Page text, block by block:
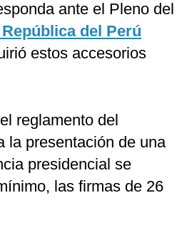
ante el Pleno del
del Perú
estos accesorios
reglamento del
la presentación de una
presidencial se
las firmas de 26